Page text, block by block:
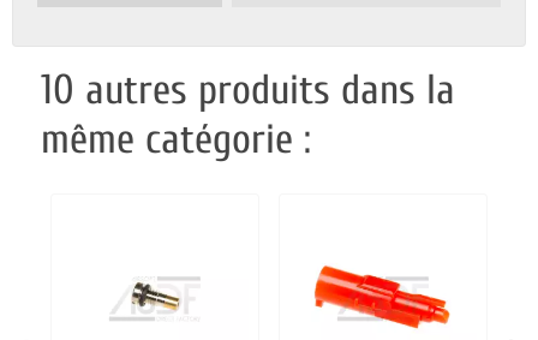
10 autres produits dans la
même catégorie :